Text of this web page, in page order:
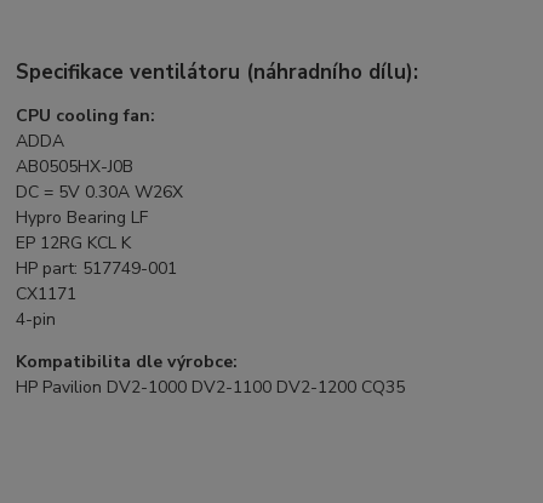
Specifikace ventilátoru (náhradního dílu):
CPU cooling fan:
ADDA
AB0505HX-J0B
DC = 5V 0.30A W26X
Hypro Bearing LF
EP 12RG KCL K
HP part: 517749-001
CX1171
4-pin
Kompatibilita dle výrobce:
HP Pavilion DV2-1000 DV2-1100 DV2-1200 CQ35